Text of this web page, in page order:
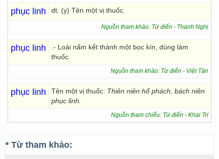
phục linh dt. (y) Tên một vị thuốc.
Nguồn tham khảo: Từ điển - Thanh Nghị
phục linh
.- Loài nấm kết thành một bọc kín, dùng làm
thuốc.
Nguồn tham khảo: Từ điển - Việt Tân
phục linh Tên một vị thuốc: Thiên niên hổ phách, bách niên
phục linh.
Nguồn tham chiếu: Từ điển - Khai Trí
* Từ tham khảo: